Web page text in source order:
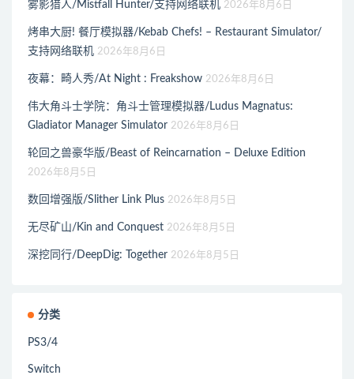
雾影猎人/Mistfall Hunter/支持网络联机 2026年8月6日
烤串大厨! 餐厅模拟器/Kebab Chefs! – Restaurant Simulator/
支持网络联机 2026年8月6日
夜幕：畸人秀/At Night : Freakshow 2026年8月6日
伟大角斗士学院：角斗士管理模拟器/Ludus Magnatus:
Gladiator Manager Simulator 2026年8月6日
轮回之兽豪华版/Beast of Reincarnation – Deluxe Edition
2026年8月5日
数回增强版/Slither Link Plus 2026年8月5日
无尽矿山/Kin and Conquest 2026年8月5日
深挖同行/DeepDig: Together 2026年8月5日
分类
PS3/4
Switch